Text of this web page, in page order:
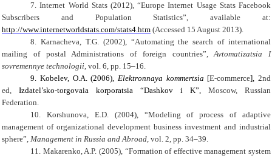
7.Internet World Stats (2012), “Europe Internet Usage Stats Facebook
Subscribers and Population Statistics”, available at:
http://www.internetworldstats.com/stats4.htm (Accessed 15 August 2013).
8.Karnacheva, T.G. (2002), “Automating the search of international
mailing of postal Administrations of foreign countries”,Avtomatizatsia I
sovremennye technologii, vol. 6, pp. 15–16.
9. Kobelev, O.A. (2006), Elektronnaya kommertsia [E-commerce],2nd
ed, Izdatel’sko-torgovaia korporatsia “Dashkov i K”, Moscow,
Russian
Federation.
10.Korshunova, E.D. (2004), “Modeling of process of
adaptive
management of organizational development business investment and industrial
sphere”, Management in Russia and Abroad, vol. 2, pp. 34–39.
11. Makarenko, A.P. (2005), “Formation of effective management system